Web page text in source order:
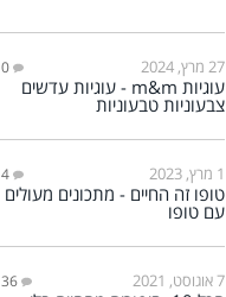
27 מרץ, 2024 0
עוגיות m&m - עוגיות עדשים
צבעוניות טבעוניות
1 מרץ, 2023 4
טופו זה החיים - מתכונים מעולים
עם טופו
7 אוגוסט, 2021 36